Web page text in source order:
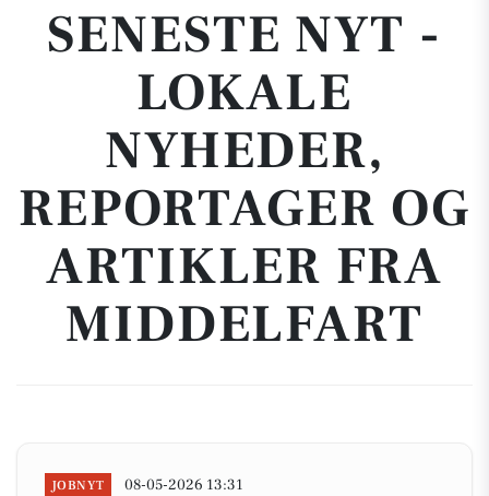
SENESTE NYT -
LOKALE
NYHEDER,
REPORTAGER OG
ARTIKLER FRA
MIDDELFART
JOBNYT 08-05-2026 13:31